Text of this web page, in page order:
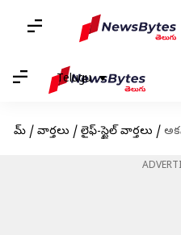
Telugu
హోమ్ / వార్తలు / లైఫ్-స్టైల్ వార్తలు /